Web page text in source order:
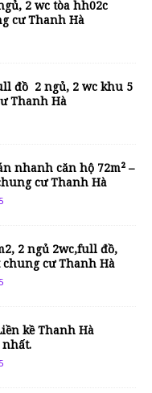
2 wc tòa hh02c
cư Thanh Hà
đồ 2 ngủ, 2 wc khu 5
Thanh Hà
nhanh căn hộ 72m² –
cư Thanh Hà
2 ngủ 2wc,full đồ,
cư Thanh Hà
kề Thanh Hà